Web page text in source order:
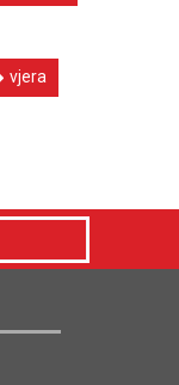
vjera